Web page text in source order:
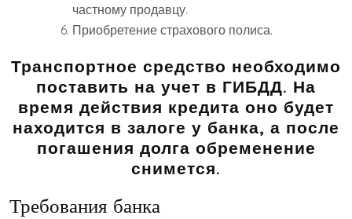
частному продавцу.
Приобретение страхового полиса.
Транспортное средство необходимо
поставить на учет в ГИБДД. На
время действия кредита оно будет
находится в залоге у банка, а после
погашения долга обременение
снимется.
Требования банка